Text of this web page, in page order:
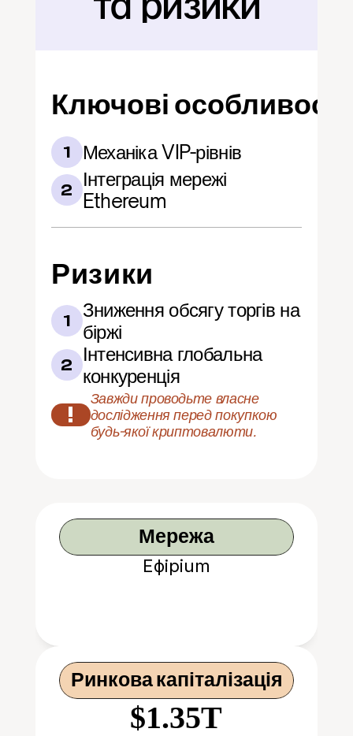
Ключові особливості
1 Механіка VIP-рівнів
2
Інтеграція мережі
Ethereum
Ризики
1
Зниження обсягу торгів на
біржі
2
Інтенсивна глобальна
конкуренція
!
Завжди проводьте власне
дослідження перед покупкою
будь-якої криптовалюти.
Мережа
Ефірium
Ринкова капіталізація
$1.35T